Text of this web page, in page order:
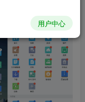
用户中心